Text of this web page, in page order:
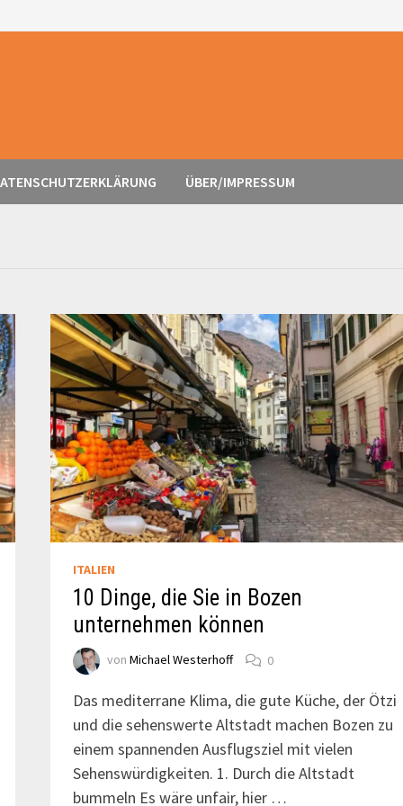
ÜBER/IMPRESSUM
ITALIEN
10 Dinge, die Sie in Bozen
unternehmen können
von Michael Westerhoff 0
Das mediterrane Klima, die gute Küche, der Ötzi
und die sehenswerte Altstadt machen Bozen zu
einem spannenden Ausflugsziel mit vielen
Sehenswürdigkeiten. 1. Durch die Altstadt
bummeln Es wäre unfair, hier …